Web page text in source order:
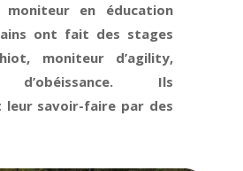
moniteur en éducation
ont fait des stages
moniteur d’agility,
d’obéissance. Ils
leur savoir-faire par des